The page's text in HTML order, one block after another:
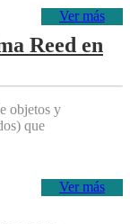
Ver más
Reed en
objetos y
que
Ver más